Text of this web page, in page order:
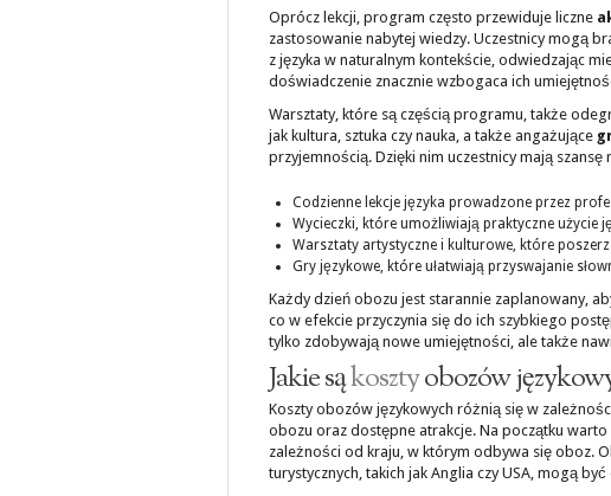
Oprócz lekcji, program często przewiduje liczne
zastosowanie nabytej wiedzy. Uczestnicy mogą
z języka w naturalnym kontekście, odwiedzając
doświadczenie znacznie wzbogaca ich
Warsztaty, które są częścią programu, także
jak kultura, sztuka czy nauka, a także angażujące
przyjemnością. Dzięki nim uczestnicy mają
Codzienne lekcje języka prowadzone przez
Wycieczki, które umożliwiają praktyczne użycie
Warsztaty artystyczne i kulturowe, które
Gry językowe, które ułatwiają przyswajanie
Każdy dzień obozu jest starannie zaplanowany,
co w efekcie przyczynia się do ich szybkiego
tylko zdobywają nowe umiejętności, ale także
Jakie sąkosztyobozów
Koszty obozów językowych różnią się w
obozu oraz dostępne atrakcje. Na początku
zależności od kraju, w którym odbywa się oboz.
turystycznych, takich jak Anglia czy USA, mogą